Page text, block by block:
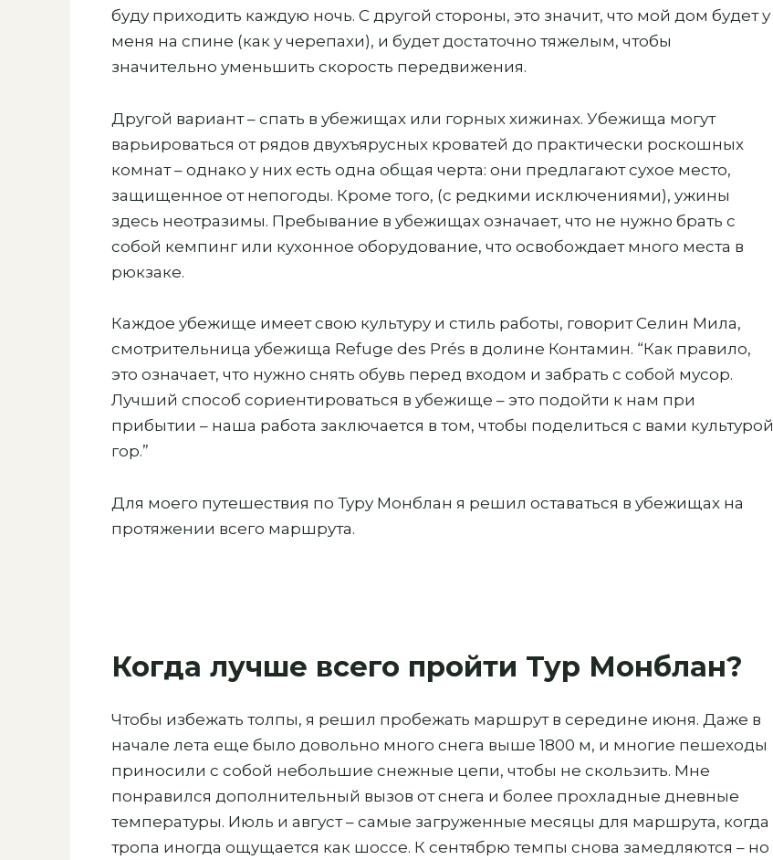
буду приходить каждую ночь. С другой стороны, это значит, что мой дом будет у
меня на спине (как у черепахи), и будет достаточно тяжелым, чтобы
значительно уменьшить скорость передвижения.
Другой вариант – спать в убежищах или горных хижинах. Убежища могут
варьироваться от рядов двухъярусных кроватей до практически роскошных
комнат – однако у них есть одна общая черта: они предлагают сухое место,
защищенное от непогоды. Кроме того, (с редкими исключениями), ужины
здесь неотразимы. Пребывание в убежищах означает, что не нужно брать с
собой кемпинг или кухонное оборудование, что освобождает много места в
рюкзаке.
Каждое убежище имеет свою культуру и стиль работы, говорит Селин Мила,
смотрительница убежища Refuge des Prés в долине Контамин. “Как правило,
это означает, что нужно снять обувь перед входом и забрать с собой мусор.
Лучший способ сориентироваться в убежище – это подойти к нам при
прибытии – наша работа заключается в том, чтобы поделиться с вами культурой
гор.”
Для моего путешествия по Туру Монблан я решил оставаться в убежищах на
протяжении всего маршрута.
Когда лучше всего пройти Тур Монблан?
Чтобы избежать толпы, я решил пробежать маршрут в середине июня. Даже в
начале лета еще было довольно много снега выше 1800 м, и многие пешеходы
приносили с собой небольшие снежные цепи, чтобы не скользить. Мне
понравился дополнительный вызов от снега и более прохладные дневные
температуры. Июль и август – самые загруженные месяцы для маршрута, когда
тропа иногда ощущается как шоссе. К сентябрю темпы снова замедляются – но